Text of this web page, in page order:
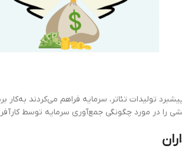
تولیدات تئاتر، سرمایه فراهم می‌کردند
را در مورد چگونگی جمع‌آوری سرمایه توسط